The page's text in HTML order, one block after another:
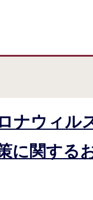
ナウィル
に関する